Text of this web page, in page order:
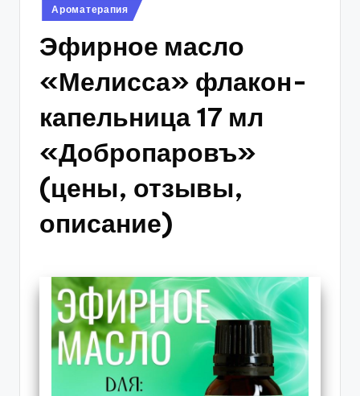
Опубликовано
в
Ароматерапия
Эфирное масло
«Мелисса» флакон-
капельница 17 мл
«Добропаровъ»
(цены, отзывы,
описание)